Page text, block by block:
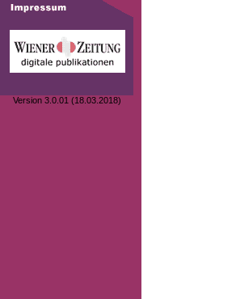
Version 3.0.01 (18.03.2018)